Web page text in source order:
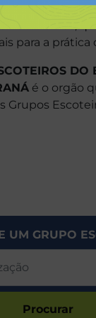
pelos
para a prática
DO
é o orgão
Grupos
UM GRUPO
Procurar